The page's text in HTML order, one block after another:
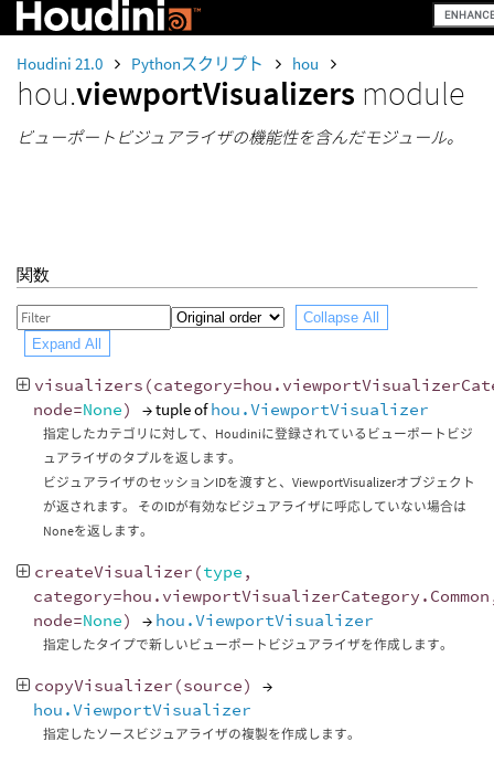
Houdini 21.0 Pythonスクリプト hou
hou.viewportVisualizers module
ビューポートビジュアライザの機能性を含んだモジュール。
関数
Collapse All
Expand All
visualizers (category=hou .
node=None) → tuple ofhou.ViewportVisualizer
指定したカテゴリに対して、Houdiniに登録されているビューポートビジ
ュアライザのタプルを返します。
ビジュアライザのセッションIDを渡すと、ViewportVisualizerオブジェクト
が返されます。 そのIDが有効なビジュアライザに呼応していない場合は
Noneを返します。
createVisualizer (type ,
category=hou . viewportVisualizerCategory . Common
node=None) → hou.ViewportVisualizer
指定したタイプで新しいビューポートビジュアライザを作成します。
copyVisualizer (source)
→
hou.ViewportVisualizer
指定したソースビジュアライザの複製を作成します。